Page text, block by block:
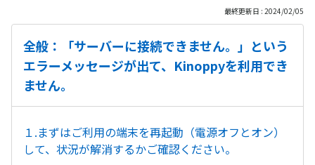
最終更新日 : 2024/02/05
全般：「サーバーに接続できません。」という
エラーメッセージが出て、Kinoppyを利用でき
ません。
１.まずはご利用の端末を再起動（電源オフとオン）
して、状況が解消するかご確認ください。